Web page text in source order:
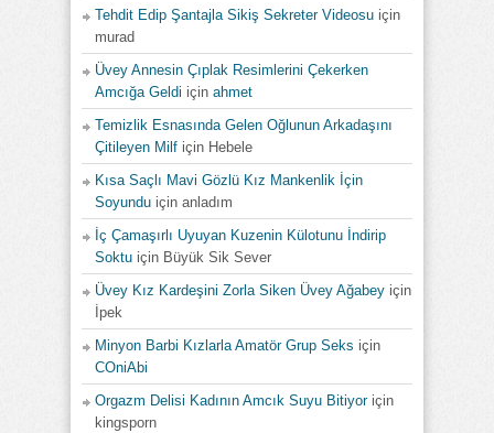
Tehdit Edip Şantajla Sikiş Sekreter Videosu için
murad
Üvey Annesin Çıplak Resimlerini Çekerken
Amcığa Geldi için ahmet
Temizlik Esnasında Gelen Oğlunun Arkadaşını
Çitileyen Milf için Hebele
Kısa Saçlı Mavi Gözlü Kız Mankenlik İçin
Soyundu için anladım
İç Çamaşırlı Uyuyan Kuzenin Külotunu İndirip
Soktu için Büyük Sik Sever
Üvey Kız Kardeşini Zorla Siken Üvey Ağabey için
İpek
Minyon Barbi Kızlarla Amatör Grup Seks için
COniAbi
Orgazm Delisi Kadının Amcık Suyu Bitiyoriçin
kingsporn